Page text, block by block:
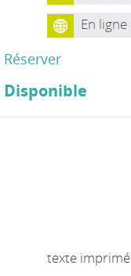
En ligne
Réserver
Disponible
texte imprimé